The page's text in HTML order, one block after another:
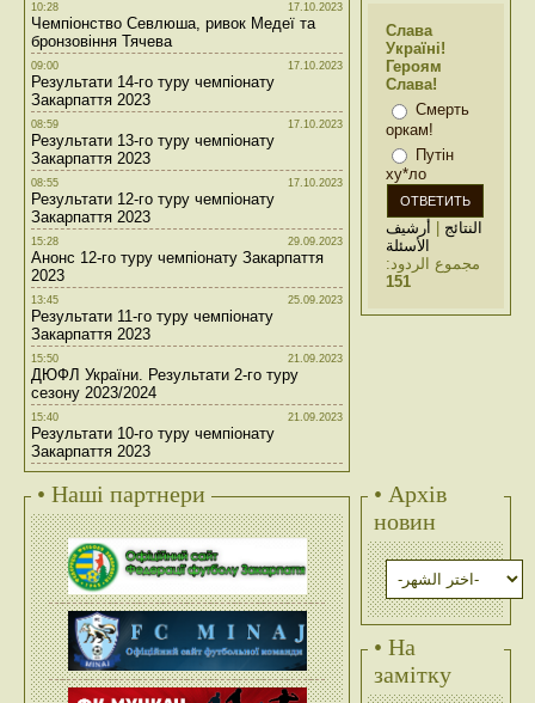
10:28 17.10.2023
Чемпіонство Севлюша, ривок Медеї та
бронзовіння Тячева
09:00 17.10.2023
Результати 14-го туру чемпіонату
Закарпаття 2023
08:59 17.10.2023
Результати 13-го туру чемпіонату
Закарпаття 2023
08:55 17.10.2023
Результати 12-го туру чемпіонату
Закарпаття 2023
15:28 29.09.2023
Анонс 12-го туру чемпіонату Закарпаття
2023
13:45 25.09.2023
Результати 11-го туру чемпіонату
Закарпаття 2023
15:50 21.09.2023
ДЮФЛ України. Результати 2-го туру
сезону 2023/2024
15:40 21.09.2023
Результати 10-го туру чемпіонату
Закарпаття 2023
Слава
Україні!
Героям
Слава!
Смерть
оркам!
Путін
ху*ло
النتائج | أرشيف
الأسئلة
مجموع الردود:
151
• Наші партнери
• Архів
новин
• На
замітку